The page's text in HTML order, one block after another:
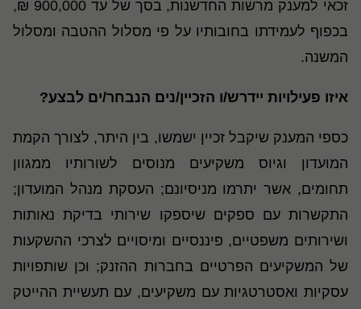
זכאי למענק מרשות החדשנות, בסך של עד 900,000 ₪,
בכפוף לעמידתו בחובותיו על פי מסלול ההטבה ומסלול
המשנה.
איזו פעילויות יידרש/ו הזכיין/נים הנבחר/ים לבצע?
כספי המענק שיקבל זכיין ישמשו, בין היתר, לצורך הקמת
המועדון וגיוס משקיעים מנוסים לשורותיו ממגוון
תחומים, אשר יתרמו מניסיונם; העסקת מנהל המועדון;
התקשרות עם ספקים שיספקו שירותי בדיקת נאותות
ושירותים משפטיים, פיננסיים ומיסויים לצרכי ההשקעות
של המשקיעים הפרטיים בחברות ההזנק; וכן שותפויות
עסקיות ואסטרטגיות עם משקיעים, עם תעשיית ההייטק